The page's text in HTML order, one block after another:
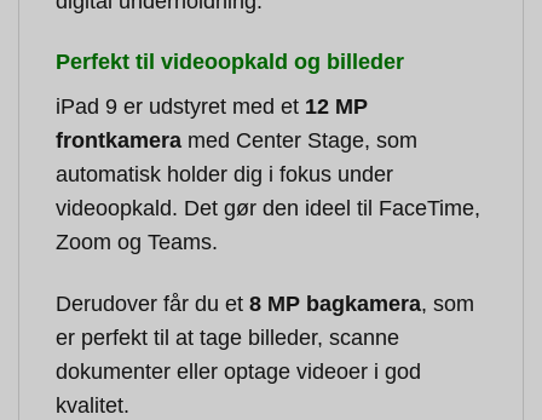
Perfekt til videoopkald og billeder
iPad 9 er udstyret med et 12 MP
frontkamera med Center Stage, som
automatisk holder dig i fokus under
videoopkald. Det gør den ideel til FaceTime,
Zoom og Teams.
Derudover får du et 8 MP bagkamera, som
er perfekt til at tage billeder, scanne
dokumenter eller optage videoer i god
kvalitet.